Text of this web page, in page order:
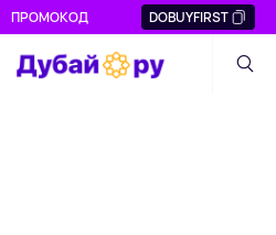
ПРОМОКОД DOBUYFIRST